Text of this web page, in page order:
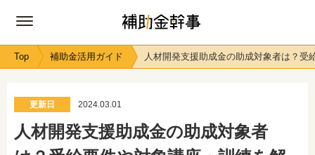
Top 補助金活用ガイド 人材開発支援助成金の助成対象者は？受
更新日 2024.03.01
人材開発支援助成金の助成対象者